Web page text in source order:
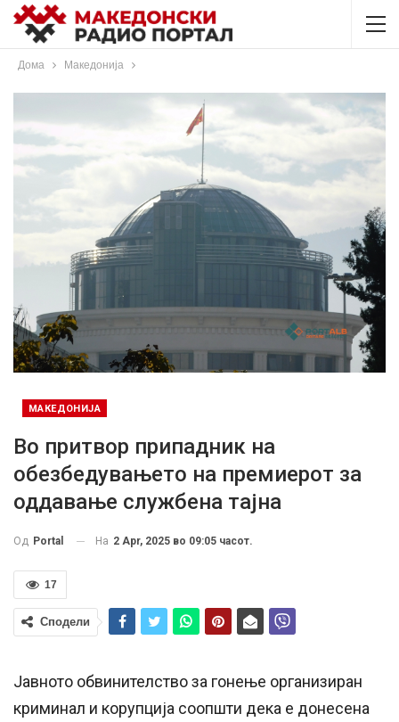
Дома Македонија
МАКЕДОНИЈА
Во притвор припадник на
обезбедувањето на премиерот за
оддавање службена тајна
Од Portal На 2 Apr, 2025 во 09:05 часот.
17
Сподели
Јавното обвинителство за гонење организиран
криминал и корупција соопшти дека е донесена